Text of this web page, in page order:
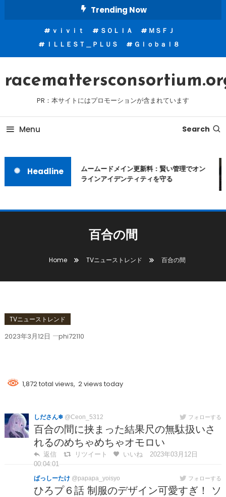
Trending Now
ｖｉｖｉｔ ＳＯＬＩＡ
ＭＳＦＪ
ＩＬＬＥＳＴ＿ＰＬＵＳ
Ｇｌｏｂａｌ８
PR：本サイトにはプロモーションが含まれています
Menu Search
Headline
ムームードメイン更新料：賢い管理でオン
ラインアイデンティティを守る
百合の間
Home TVニューストレンド 百合の間
TVニューストレンド
2023年3月12日 phi72110
1,872 total views, 2 views today
しださん❄ @Ceon_5312 フォローする
百合の間に挟まった結果尺の無駄扱いさ
れるのめちゃめちゃオモロい
返信 リツイート いいね
2023年03月12日
00:04:01
ぱっしーたけ @papapa_yoisyo フォローする
ひろプ６話 制服のデザイン可愛すぎ！ ソ